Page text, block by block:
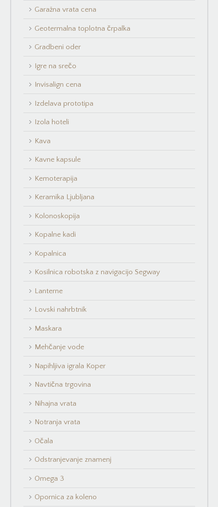
Garažna vrata cena
Geotermalna toplotna črpalka
Gradbeni oder
Igre na srečo
Invisalign cena
Izdelava prototipa
Izola hoteli
Kava
Kavne kapsule
Kemoterapija
Keramika Ljubljana
Kolonoskopija
Kopalne kadi
Kopalnica
Kosilnica robotska z navigacijo Segway
Lanterne
Lovski nahrbtnik
Maskara
Mehčanje vode
Napihljiva igrala Koper
Navtična trgovina
Nihajna vrata
Notranja vrata
Očala
Odstranjevanje znamenj
Omega 3
Opornica za koleno